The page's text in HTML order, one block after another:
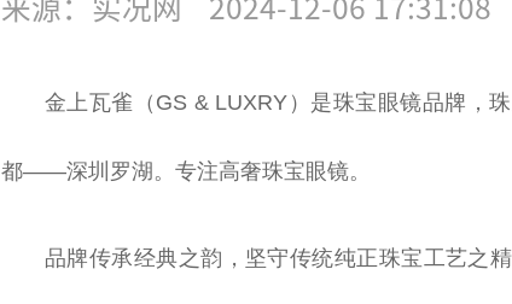
金上瓦雀（GS & LUXRY）是珠宝眼镜品牌，
都——深圳罗湖。专注高奢珠宝眼镜。
品牌传承经典之韵，坚守传统纯正珠宝工艺之